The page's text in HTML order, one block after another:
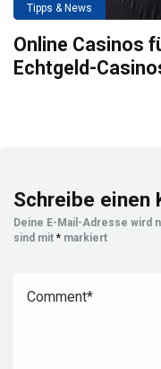
Tipps & News
Online Casinos
Echtgeld-
Schreibe einen
Deine E-Mail-Adresse wird
sind mit * markiert